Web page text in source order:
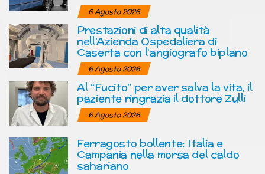
6 Agosto 2026
Prestazioni di alta qualità
nell’Azienda Ospedaliera di
Caserta con l’angiografo biplano
6 Agosto 2026
Al “Fucito” per aver salva la vita, il
paziente ringrazia il dottore Zulli
6 Agosto 2026
Ferragosto bollente: Italia e
Campania nella morsa del caldo
sahariano